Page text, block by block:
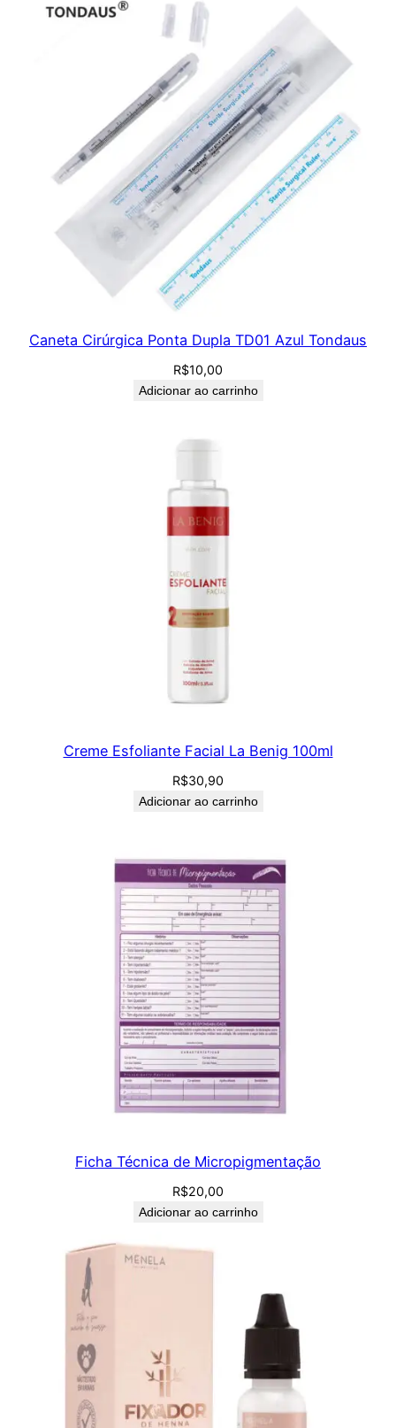
Caneta Cirúrgica Ponta Dupla TD01 Azul Tondaus
R$10,00
Adicionar ao carrinho
Creme Esfoliante Facial La Benig 100ml
R$30,90
Adicionar ao carrinho
Ficha Técnica de Micropigmentação
R$20,00
Adicionar ao carrinho